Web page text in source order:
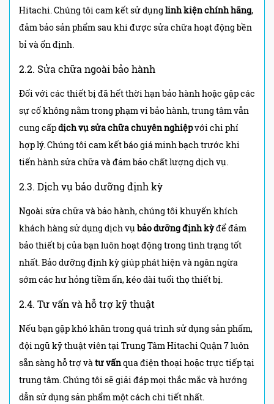
Hitachi. Chúng tôi cam kết sử dụng linh kiện chính hãng,
đảm bảo sản phẩm sau khi được sửa chữa hoạt động bền
bỉ và ổn định.
2.2. Sửa chữa ngoài bảo hành
Đối với các thiết bị đã hết thời hạn bảo hành hoặc gặp các
sự cố không nằm trong phạm vi bảo hành, trung tâm vẫn
cung cấpdịch vụ sửa chữa chuyên nghiệpvới chi phí
hợp lý. Chúng tôi cam kết báo giá minh bạch trước khi
tiến hành sửa chữa và đảm bảo chất lượng dịch vụ.
2.3. Dịch vụ bảo dưỡng định kỳ
Ngoài sửa chữa và bảo hành, chúng tôi khuyến khích
khách hàng sử dụng dịch vụ bảo dưỡng định kỳđể đảm
bảo thiết bị của bạn luôn hoạt động trong tình trạng tốt
nhất. Bảo dưỡng định kỳ giúp phát hiện và ngăn ngừa
sớm các hư hỏng tiềm ẩn, kéo dài tuổi thọ thiết bị.
2.4. Tư vấn và hỗ trợ kỹ thuật
Nếu bạn gặp khó khăn trong quá trình sử dụng sản phẩm,
đội ngũ kỹ thuật viên tại Trung Tâm Hitachi Quận 7 luôn
sẵn sàng hỗ trợ vàtư vấnqua điện thoại hoặc trực tiếp tại
trung tâm. Chúng tôi sẽ giải đáp mọi thắc mắc và hướng
dẫn sử dụng sản phẩm một cách chi tiết nhất.